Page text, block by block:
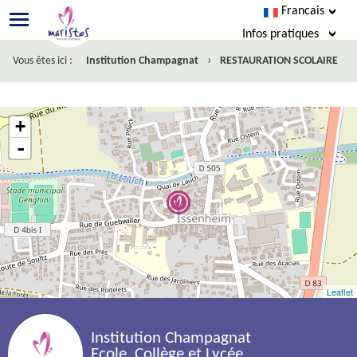
Francais
Infos pratiques
Agenda
Ecole Directe
Menus
Facebook
Vous êtes ici : Institution Champagnat › RESTAURATION SCOLAIRE
+
-
Leaflet
Institution Champagnat